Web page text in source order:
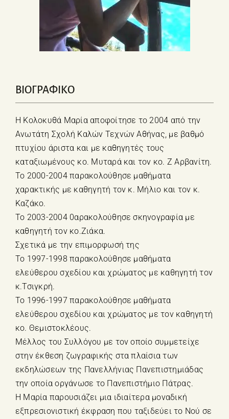
ΒΙΟΓΡΑΦΙΚΟ
Η Κολοκυθά Μαρία αποφοίτησε το 2004 από την
Ανωτάτη Σχολή Καλών Τεχνών Αθήνας, με βαθμό
πτυχίου άριστα και με καθηγητές τους
καταξιωμένους κο. Μυταρά και τον κο. Ζ Αρβανίτη.
Το 2000-2004 παρακολούθησε μαθήματα
χαρακτικής με καθηγητή τον κ. Μήλιο και τον κ.
Καζάκο.
Το 2003-2004 0αρακολούθησε σκηνογραφία με
καθηγητή τον κο.Ζιάκα.
Σχετικά με την επιμορφωσή της
Το 1997-1998 παρακολούθησε μαθήματα
ελεύθερου σχεδίου και χρώματος με καθηγητή τον
κ.Τσιγκρή.
Το 1996-1997 παρακολούθησε μαθήματα
ελεύθερου σχεδίου και χρώματος με τον καθηγητή
κο. Θεμιστοκλέους.
Μέλλος του Συλλόγου με τον οποίο συμμετείχε
στην έκθεση ζωγραφικής στα πλαίσια των
εκδηλώσεων της Πανελλήνιας Πανεπιστημιάδας
την οποία οργάνωσε το Πανεπιστήμιο Πάτρας.
Η Μαρία παρουσιάζει μια ιδιαίτερα μοναδική
εξπρεσιονιστική έκφραση που ταξιδεύει το Νού σε